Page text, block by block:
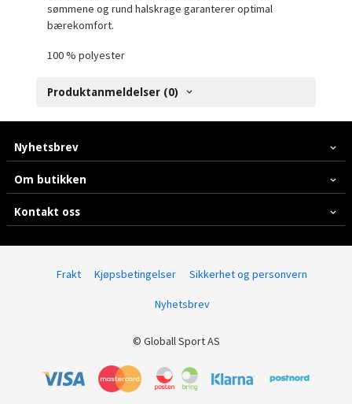
sømmene og rund halskrage garanterer optimal
bærekomfort.
100 % polyester
Produktanmeldelser (0)
Nyhetsbrev
Om butikken
Kontakt oss
Frakt Kjøpsbetingelser Sikkerhet og personvern
Nyhetsbrev
© Globall Sport AS